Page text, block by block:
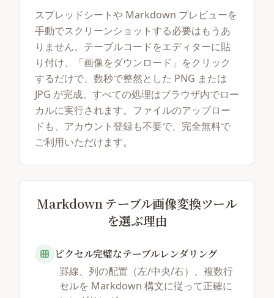
スプレッドシートや Markdown プレビューを
手動でスクリーンショットする必要はもうあ
りません。テーブルコードをエディターに貼
り付け、「画像をダウンロード」をクリック
するだけで、数秒で整然とした PNG または
JPG が完成。すべての処理はブラウザ内でロー
カルに実行されます。ファイルのアップロー
ドも、アカウント登録も不要で、完全無料で
ご利用いただけます。
Markdown テーブル画像変換ツール
を選ぶ理由
ピクセル完璧なテーブルレンダリング
罫線、列の配置（左/中央/右）、複数行
セルを Markdown 構文に従って正確に